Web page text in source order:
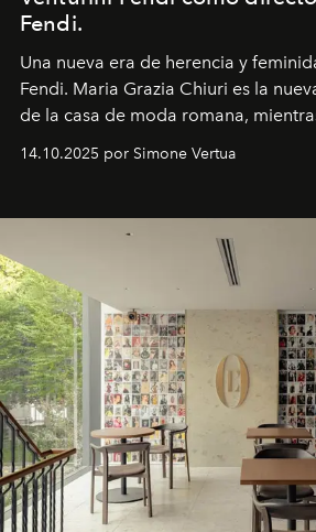
Fendi.
Una nueva era de herencia y
Fendi. Maria Grazia Chiuri es la
de la casa de moda romana,
14.10.2025 por Simone Vertua